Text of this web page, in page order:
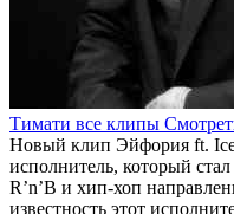
Тимати все клипы
Новый клип Эйфория ft.
исполнитель, который
R’n’B и хип-хоп
известность этот